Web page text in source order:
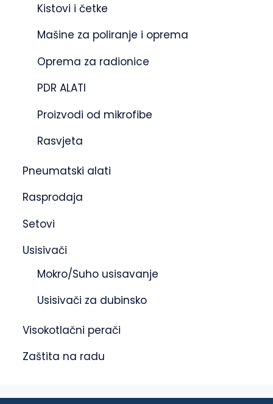
Kistovi i četke
Mašine za poliranje i oprema
Oprema za radionice
PDR ALATI
Proizvodi od mikrofibe
Rasvjeta
Pneumatski alati
Rasprodaja
Setovi
Usisivači
Mokro/Suho usisavanje
Usisivači za dubinsko
Visokotlačni perači
Zaštita na radu